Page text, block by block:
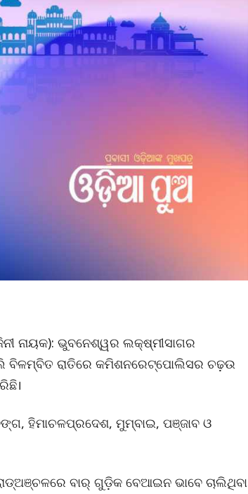
ନାୟକ): ଭୁବନେଶ୍ୱର ଲକ୍ଷ୍ମୀସାଗର
ବିଳମ୍ବିତ ରାତିରେ କମିଶନରେଟ୍‌ପୋଲିସର ଚଢ଼ଉ
ହିମାଚଳପ୍ରଦେଶ, ମୁମ୍ବାଇ, ପଞ୍ଜାବ ଓ
ବାର୍ ଗୁଡ଼ିକ ବେଆଇନ ଭାବେ ଚାଲିଥିବା